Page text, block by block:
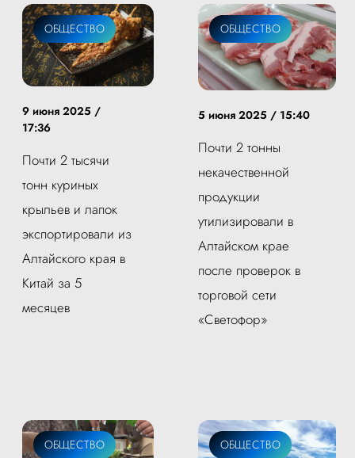
ОБЩЕСТВО
9 июня 2025 /
17:36
Почти 2 тысячи
тонн куриных
крыльев и лапок
экспортировали из
Алтайского края в
Китай за 5
месяцев
ОБЩЕСТВО
5 июня 2025 / 15:40
Почти 2 тонны
некачественной
продукции
утилизировали в
Алтайском крае
после проверок в
торговой сети
«Светофор»
ОБЩЕСТВО ОБЩЕСТВО